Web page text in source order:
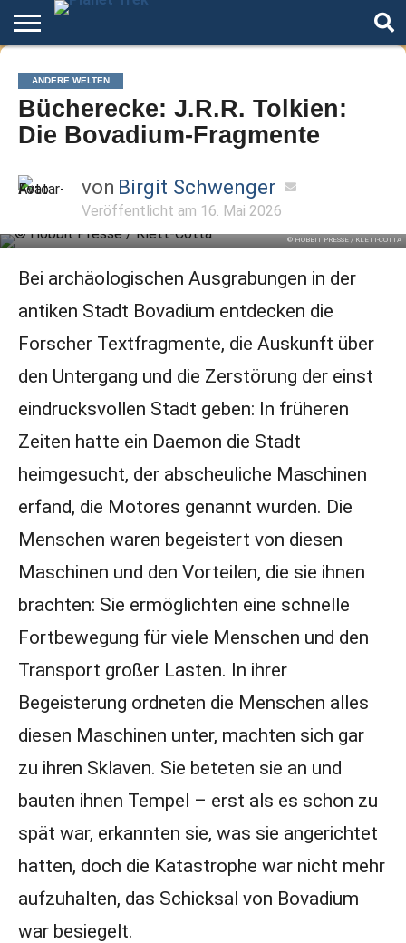
Home
Der
Podcast
Über
Star
Trek
Artikel
Andere
Welten
Autoren
Night
Mode
ANDERE WELTEN
Bücherecke: J.R.R. Tolkien:
Die Bovadium-Fragmente
von Birgit Schwenger
Veröffentlicht am 16. Mai 2026
© HOBBIT PRESSE / KLETT-COTTA
Bei archäologischen Ausgrabungen in der
antiken Stadt Bovadium entdecken die
Forscher Textfragmente, die Auskunft über
den Untergang und die Zerstörung der einst
eindrucksvollen Stadt geben: In früheren
Zeiten hatte ein Daemon die Stadt
heimgesucht, der abscheuliche Maschinen
erfand, die Motores genannt wurden. Die
Menschen waren begeistert von diesen
Maschinen und den Vorteilen, die sie ihnen
brachten: Sie ermöglichten eine schnelle
Fortbewegung für viele Menschen und den
Transport großer Lasten. In ihrer
Begeisterung ordneten die Menschen alles
diesen Maschinen unter, machten sich gar
zu ihren Sklaven. Sie beteten sie an und
bauten ihnen Tempel – erst als es schon zu
spät war, erkannten sie, was sie angerichtet
hatten, doch die Katastrophe war nicht mehr
aufzuhalten, das Schicksal von Bovadium
war besiegelt.